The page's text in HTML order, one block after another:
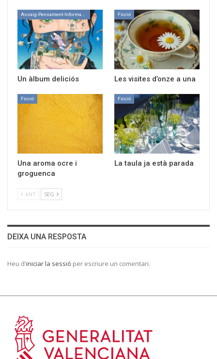
Un àlbum deliciós
Ficció
Les visites d’onze a una
Ficció
Una aroma ocre i
groguenca
Ficció
La taula ja està parada
ANT SEG
DEIXA UNA RESPOSTA
Heu d'iniciar la sessió per escriure un comentari.